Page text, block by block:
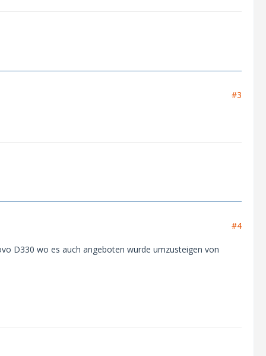
#3
#4
D330 wo es auch angeboten wurde umzusteigen von